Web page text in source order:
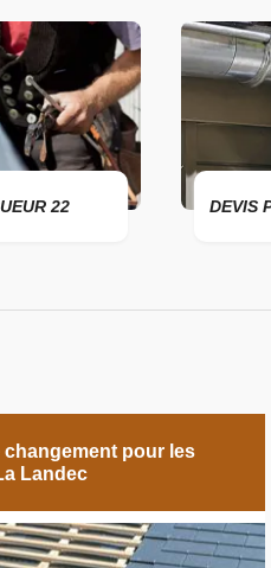
DEVIS POSE DE
changement pour les
Landec